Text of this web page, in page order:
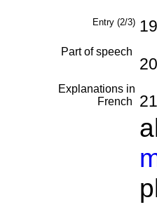
Entry (2/3) 19
Part of speech
20
Explanations in
French
21